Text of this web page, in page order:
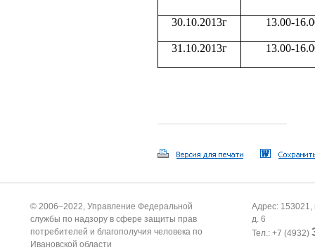
30.10.2013г 13.00-
31.10.2013г 13.00-
© 2006–2022, Управление Федеральной
службы по надзору в сфере защиты прав
потребителей и благополучия человека по
Ивановской области
Адрес: 153021,
д. 6
Тел.: +7 (4932)